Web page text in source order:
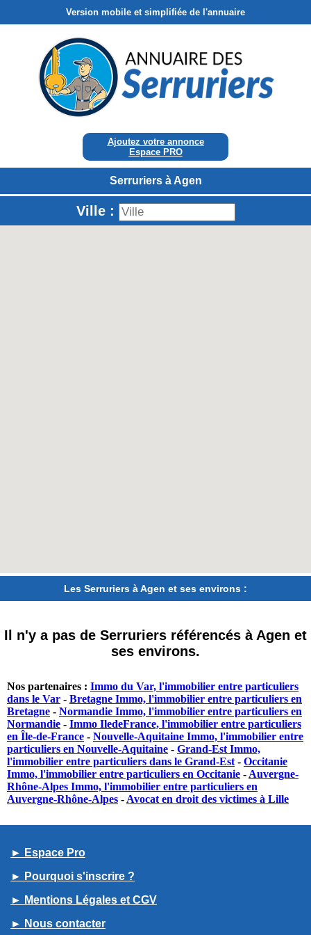
Version mobile et simplifiée de l'annuaire
Ajoutez votre annonce
Espace PRO
Serruriers à Agen
Ville :
Les Serruriers à Agen et ses environs :
Il n'y a pas de Serruriers référencés à Agen et
ses environs.
Nos partenaires : Immo du Var, l'immobilier entre particuliers
dans le Var - Bretagne Immo, l'immobilier entre particuliers en
Bretagne - Normandie Immo, l'immobilier entre particuliers en
Normandie - Immo IledeFrance, l'immobilier entre particuliers
en Île-de-France - Nouvelle-Aquitaine Immo, l'immobilier entre
particuliers en Nouvelle-Aquitaine - Grand-Est Immo,
l'immobilier entre particuliers dans le Grand-Est - Occitanie
Immo, l'immobilier entre particuliers en Occitanie - Auvergne-
Rhône-Alpes Immo, l'immobilier entre particuliers en
Auvergne-Rhône-Alpes - Avocat en droit des victimes à Lille
► Espace Pro
► Pourquoi s'inscrire ?
► Mentions Légales et CGV
► Nous contacter